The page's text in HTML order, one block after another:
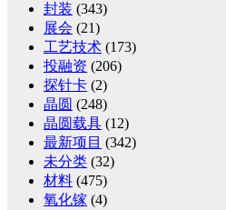
封装 (343)
展会 (21)
工艺技术 (173)
投融资 (206)
探针卡 (2)
晶圆 (248)
晶圆载具 (12)
最新项目 (342)
未分类 (32)
材料 (475)
氧化镓 (4)